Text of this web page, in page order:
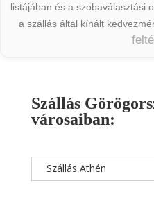
listájában és a szobaválasztási
a szállás által kínált
Szállás
városaiban:
Szállás Athén